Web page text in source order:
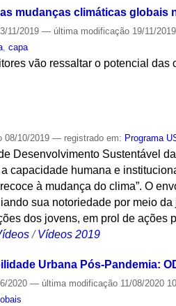
mudanças climáticas globais
11/2019— última modificação 19/11/
,capa
vão ressaltar o potencial
08/10/2019— registrado em: Programa
Desenvolvimento Sustentável
capacidade humana e
à mudança do clima”. O
sua notoriedade por meio
dos jovens, em prol de ações
/Vídeos 2019
Urbana Pós-Pandemia:
2020— última modificação 11/08/2020